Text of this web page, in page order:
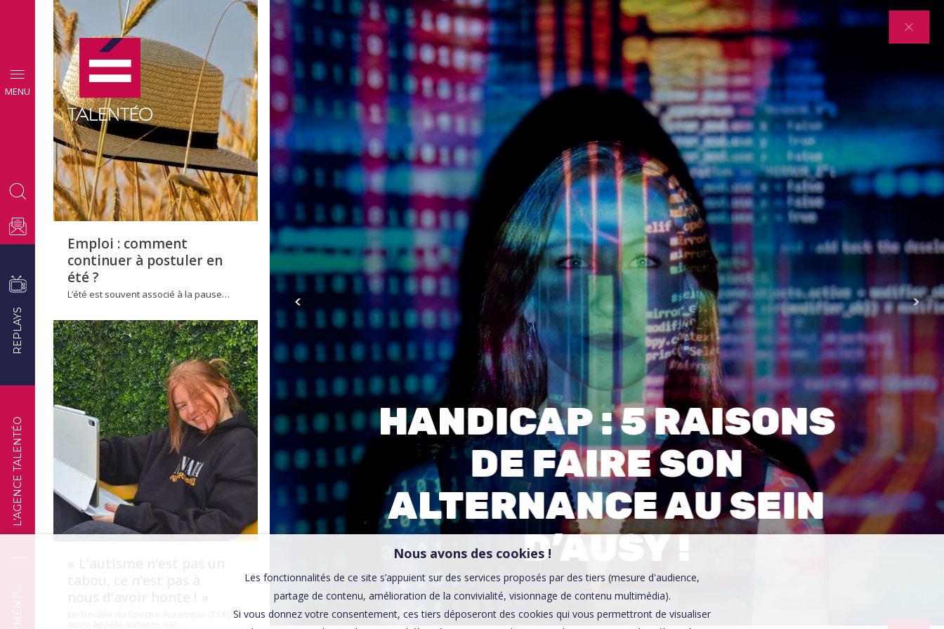
MENU
L'AGENCE TALENTÉO
REPLAYS
CONSEILS
EMPLOI
Emploi : comment
continuer à postuler en
été ?
L’été est souvent associé à la pause…
TÉMOIGNAGES
HANDICAP : 5 RAISONS
DE FAIRE SON
ALTERNANCE AU SEIN
D’AUSY !
Affaires sensibles
00:00
Nous avons des cookies !
Les fonctionnalités de ce site s’appuient sur des services proposés par des tiers (mesure d'audience,
partage de contenu, amélioration de la convivialité, visionnage de contenu multimédia).
Si vous donnez votre consentement, ces tiers déposeront des cookies qui vous permettront de visualiser